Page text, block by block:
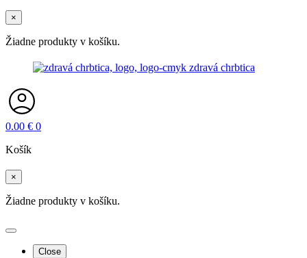
×
Žiadne produkty v košíku.
0.00 € 0
Košík
×
Žiadne produkty v košíku.
Close